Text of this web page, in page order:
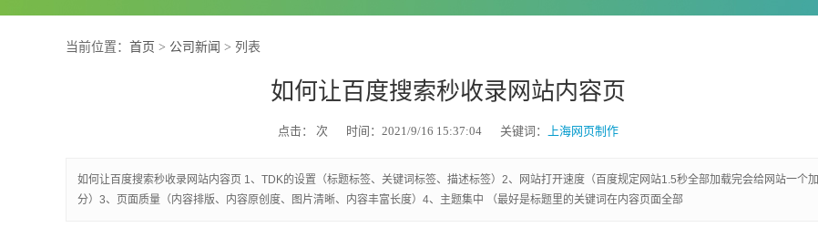
当前位置： 首页 > 公司新闻 > 列表
如何让百度搜索秒收录网站内容页
点击： 次 时间：2021/9/16 15:37:04 关键词： 上海网页制作
如何让百度搜索秒收录网站内容页 1、TDK的设置（标题标签、关键词标签、描述标签）2、网站打开速度（百度规定网站1.5秒全部加载完会给网站一个加
分）3、页面质量（内容排版、内容原创度、图片清晰、内容丰富长度）4、主题集中 （最好是标题里的关键词在内容页面全部